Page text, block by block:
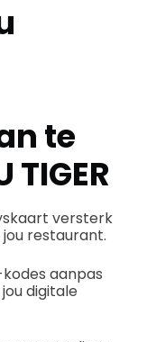
te
TIGER
versterk
restaurant.
kodes aanpas
digitale